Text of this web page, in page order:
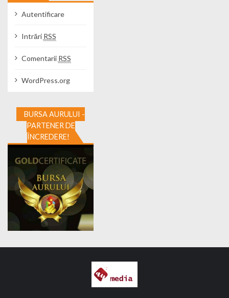
Autentificare
Intrări RSS
Comentarii RSS
WordPress.org
BURSA AURULUI -
PARTENER DE
ÎNCREDERE!